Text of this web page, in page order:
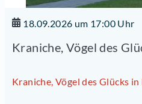
18.09.2026 um 17:00 Uhr
Kraniche, Vögel des
Kraniche, Vögel des Glücks